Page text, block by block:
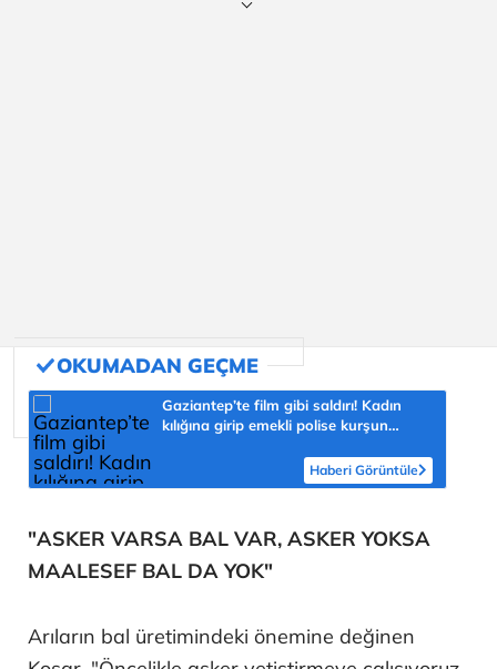
Gaziantep’te film gibi saldırı! Kadın
kılığına girip emekli polise kurşun
Haberi Görüntüle
"ASKER VARSA BAL VAR, ASKER YOKSA
MAALESEF BAL DA YOK"
Arıların bal üretimindeki önemine değinen